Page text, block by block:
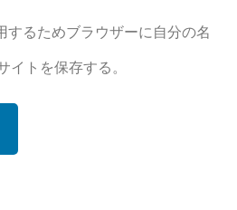
するためブラウザーに自分の名
イトを保存する。